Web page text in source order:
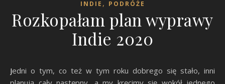
INDIE , PODRÓŻE
Rozkopałam plan wyprawy
Indie 2020
Jedni o tym, co też w tym roku dobrego się stało, inni